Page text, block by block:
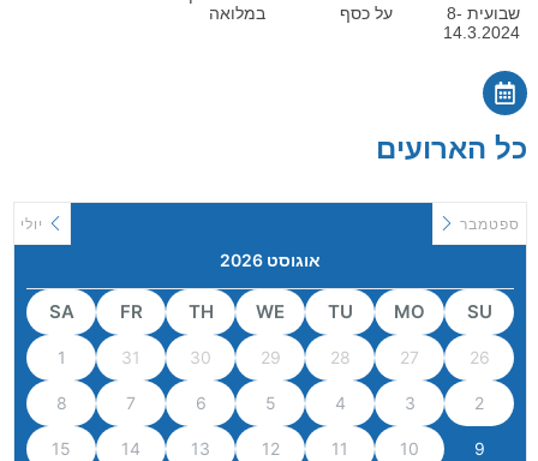
שבועית 8-
14.3.2024
על כסף
במלואה
כל הארועים
יולי
אוגוסט 2026
ספטמבר
SU
MO
TU
WE
TH
FR
SA
26
27
28
29
30
31
1
2
3
4
5
6
7
8
9
10
11
12
13
14
15